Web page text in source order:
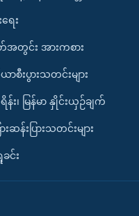
ရေး
တွင်း အားကစား
စီးပွားသတင်းများ
း၊ မြန်မာ နှိုင်းယှဉ်ချက်
းဆန်းပြားသတင်းများ
င်း